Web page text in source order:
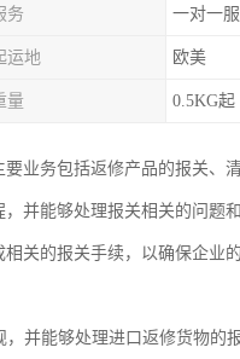
务 一对一
运地 欧美
量 0.5KG起
业务包括返修产品的报关、
并能够处理报关相关的问题
关的报关手续，以确保企业的
并能够处理进口返修货物的报